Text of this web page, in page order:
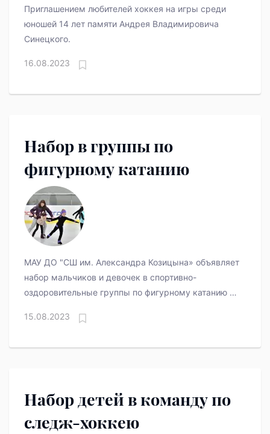
Приглашением любителей хоккея на игры среди
юношей 14 лет памяти Андрея Владимировича
Синецкого.
16.08.2023
Набор в группы по
фигурному катанию
МАУ ДО "СШ им. Александра Козицына» объявляет
набор мальчиков и девочек в спортивно-
оздоровительные группы по фигурному катанию на
15.08.2023
Набор детей в команду по
следж-хоккею